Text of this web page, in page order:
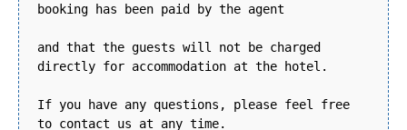
booking has been paid by the agent
and that the guests will not be charged
directly for accommodation at the hotel.
If you have any questions, please feel free
to contact us at any time.